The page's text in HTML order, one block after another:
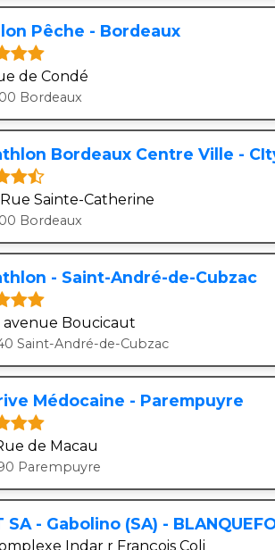
Pêche - Bordeaux
de Condé
Bordeaux
Bordeaux Centre Ville -
Sainte-Catherine
Bordeaux
- Saint-André-de-Cubzac
avenue Boucicaut
Saint-André-de-Cubzac
Médocaine - Parempuyre
de Macau
Parempuyre
SA - Gabolino (SA) -
Indar r François Coli